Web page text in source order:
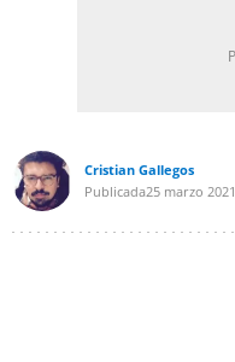
Cristian Gallegos
Publicada25 marzo 2021